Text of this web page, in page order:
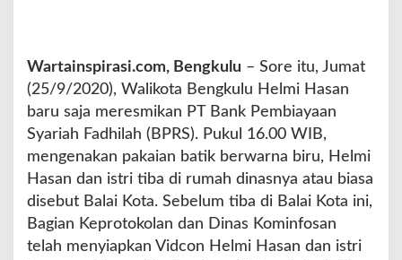
e
g
k
u
u
a
d
i
Wartainspirasi.com, Bengkulu – Sore itu, Jumat
(25/9/2020), Walikota Bengkulu Helmi Hasan
baru saja meresmikan PT Bank Pembiayaan
Syariah Fadhilah (BPRS). Pukul 16.00 WIB,
mengenakan pakaian batik berwarna biru, Helmi
Hasan dan istri tiba di rumah dinasnya atau biasa
disebut Balai Kota. Sebelum tiba di Balai Kota ini,
Bagian Keprotokolan dan Dinas Kominfosan
telah menyiapkan Vidcon Helmi Hasan dan istri